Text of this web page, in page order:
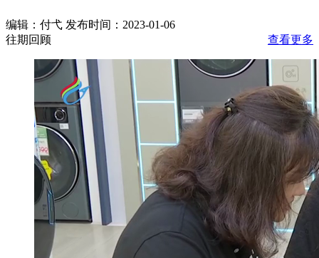
编辑：付弋 发布时间：2023-01-06
往期回顾
查看更多